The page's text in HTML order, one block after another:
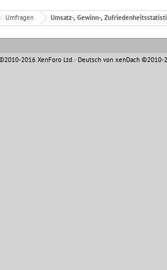
Umfragen Umsatz-, Gewinn-,
2016 XenForo Ltd.- Deutsch von xenDach©2010-